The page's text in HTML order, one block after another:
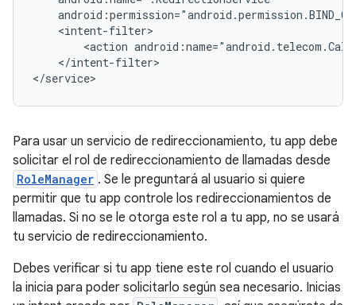
<action
</intent-filter>
Para usar un servicio de redireccionamiento, tu app debe
solicitar el rol de redireccionamiento de llamadas desde
RoleManager . Se le preguntará al usuario si quiere
permitir que tu app controle los redireccionamientos de
llamadas. Si no se le otorga este rol a tu app, no se usará
tu servicio de redireccionamiento.
Debes verificar si tu app tiene este rol cuando el usuario
la inicia para poder solicitarlo según sea necesario. Inicias